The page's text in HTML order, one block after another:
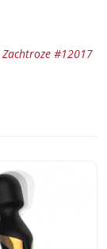
Zachtroze #12017